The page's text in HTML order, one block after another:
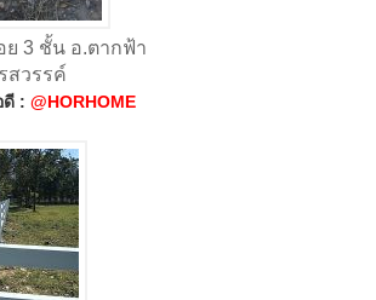
ย 3 ชั้น อ.ตากฟ้า
สวรรค์
ดี : @HORHOME